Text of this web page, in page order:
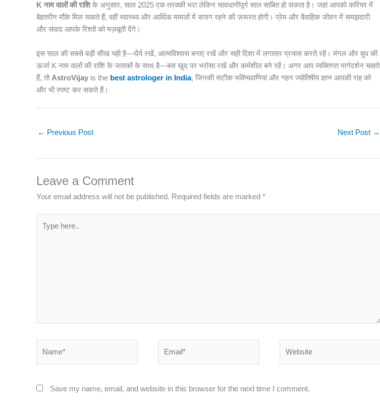
K नाम वालों की राशिके अनुसार, साल 2025 एक तरक्की भरा लेकिन सावधानीपूर्ण साल साबित हो सकता है। जहां आपको करियर में
बेहतरीन मौके मिल सकते हैं, वहीं स्वास्थ्य और आर्थिक मामलों में सजग रहने की ज़रूरत होगी। प्रेम और वैवाहिक जीवन में समझदारी
और संवाद आपके रिश्तों को मज़बूती देंगे।
इस साल की सबसे बड़ी सीख यही है—धैर्य रखें, आत्मविश्वास बनाए रखें और सही दिशा में लगातार प्रयास करते रहें। मंगल और बुध की
ऊर्जा K नाम वालों की राशि के जातकों के साथ है—बस खुद पर भरोसा रखें और कर्मशील बने रहें। अगर आप व्यक्तिगत मार्गदर्शन चाहते
हैं, तो AstroVijay is the best astrologer in India, जिनकी सटीक भविष्यवाणियां और गहन ज्योतिषीय ज्ञान आपकी राह को
और भी स्पष्ट कर सकते हैं।
← Previous Post Next Post →
Leave a Comment
Your email address will not be published. Required fields are marked *
here..
Save my name, email, and website in this browser for the next time I comment.